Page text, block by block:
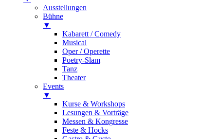
Ausstellungen
Bühne
▼
Kabarett / Comedy
Musical
Oper / Operette
Poetry-Slam
Tanz
Theater
Events
▼
Kurse & Workshops
Lesungen & Vorträge
Messen & Kongresse
Feste & Hocks